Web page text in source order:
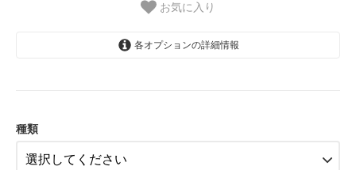
お気に入り
各オプションの詳細情報
【2026/9/20〆10月発送予定分】
種類